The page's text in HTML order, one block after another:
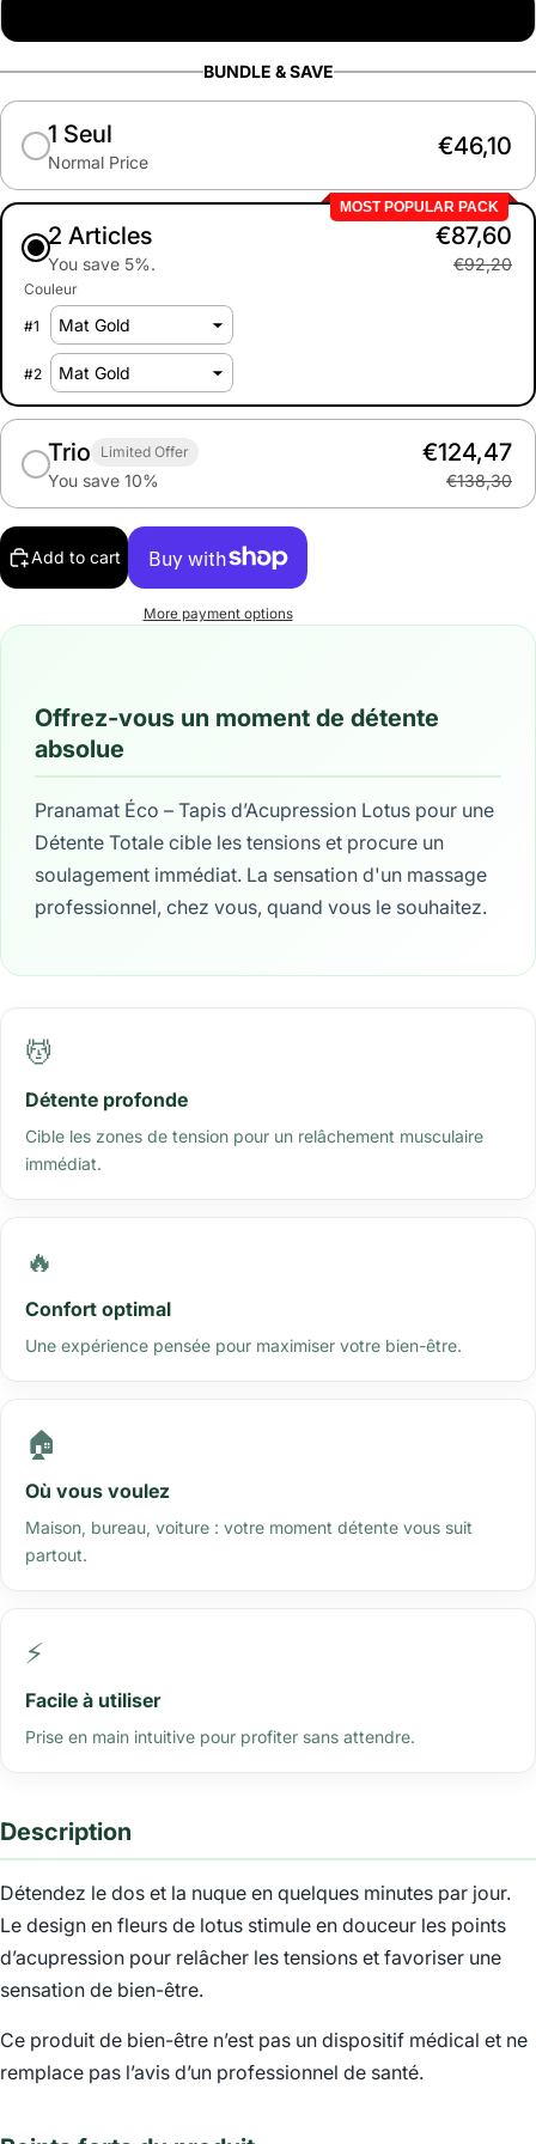
BUNDLE & SAVE
1 Seul
Normal Price
€46,10
MOST POPULAR PACK
2 Articles
You save 5%.
€87,60
€92,20
Couleur
#1
#2
Trio Limited Offer
You save 10%
€124,47
€138,30
Add to cart
More payment options
Offrez-vous un moment de détente
absolue
Pranamat Éco – Tapis d’Acupression Lotus pour une
Détente Totale cible les tensions et procure un
soulagement immédiat. La sensation d'un massage
professionnel, chez vous, quand vous le souhaitez.
💆
Détente profonde
Cible les zones de tension pour un relâchement musculaire
immédiat.
🔥
Confort optimal
Une expérience pensée pour maximiser votre bien-être.
🏠
Où vous voulez
Maison, bureau, voiture : votre moment détente vous suit
partout.
⚡
Facile à utiliser
Prise en main intuitive pour profiter sans attendre.
Description
Détendez le dos et la nuque en quelques minutes par jour.
Le design en fleurs de lotus stimule en douceur les points
d’acupression pour relâcher les tensions et favoriser une
sensation de bien-être.
Ce produit de bien-être n’est pas un dispositif médical et ne
remplace pas l’avis d’un professionnel de santé.